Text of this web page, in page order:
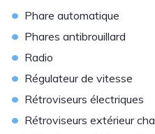
• Phare automatique
• Phares antibrouillard
• Radio
• Régulateur de vitesse
• Rétroviseurs électriques
• Rétroviseurs extérieur